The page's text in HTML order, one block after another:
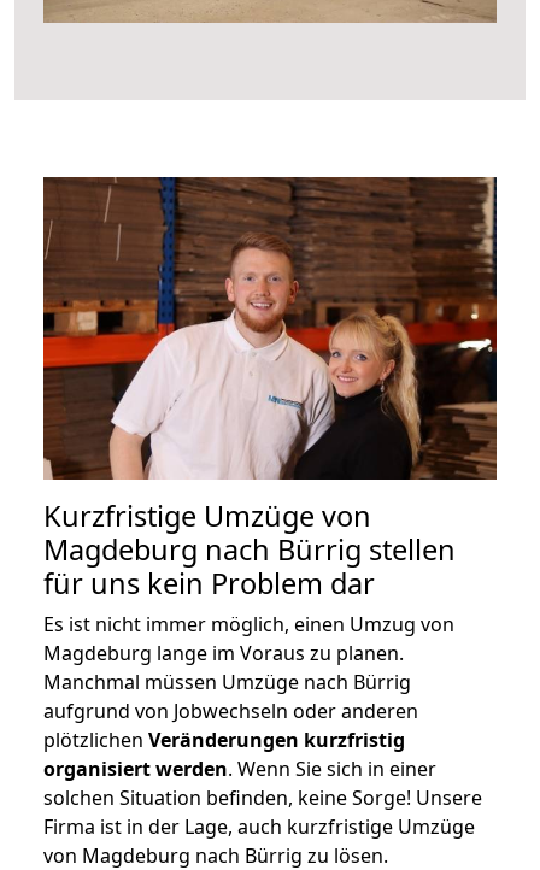
Kurzfristige Umzüge von
Magdeburg nach Bürrig stellen
für uns kein Problem dar
Es ist nicht immer möglich, einen Umzug von
Magdeburg lange im Voraus zu planen.
Manchmal müssen Umzüge nach Bürrig
aufgrund von Jobwechseln oder anderen
plötzlichen Veränderungen kurzfristig
organisiert werden. Wenn Sie sich in einer
solchen Situation befinden, keine Sorge! Unsere
Firma ist in der Lage, auch kurzfristige Umzüge
von Magdeburg nach Bürrig zu lösen.